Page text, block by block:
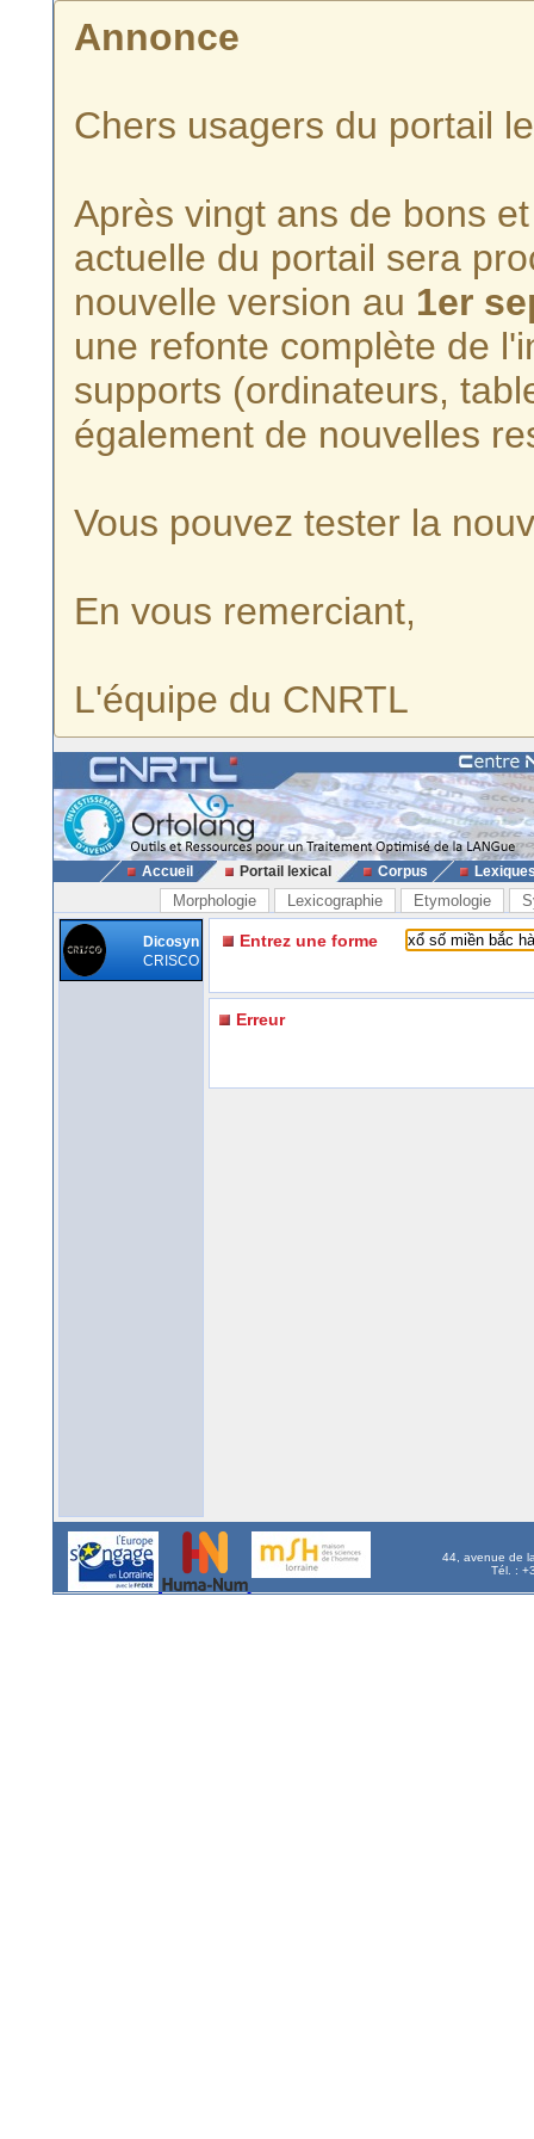
Annonce
Chers usagers du portail
Après vingt ans de bons
actuelle du portail sera
nouvelle version au 1er
une refonte complète de
supports (ordinateurs,
également de nouvelles
Vous pouvez tester la
En vous remerciant,
L'équipe du CNRTL
Accueil Portail lexical Corpus
Morphologie Lexicographie Etymologie
Dicosyn
CRISCO
Entrez une forme
Erreur
44, avenue de
Tél. :